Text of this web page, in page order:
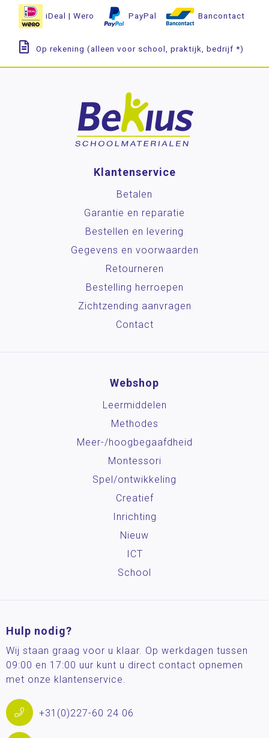
iDeal | Wero PayPal Bancontact
Op rekening (alleen voor school, praktijk, bedrijf *)
Klantenservice
Betalen
Garantie en reparatie
Bestellen en levering
Gegevens en voorwaarden
Retourneren
Bestelling herroepen
Zichtzending aanvragen
Contact
Webshop
Leermiddelen
Methodes
Meer-/hoog­begaafdheid
Montessori
Spel/ontwikkeling
Creatief
Inrichting
Nieuw
ICT
School
Hulp nodig?
Wij staan graag voor u klaar. Op werkdagen tussen
09:00 en 17:00 uur kunt u direct contact opnemen
met onze klantenservice.
+31(0)227-60 24 06